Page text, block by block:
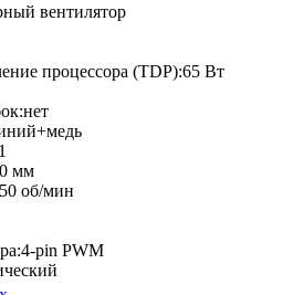
вентилятор
процессора (TDP):65 Вт
мм
об/мин
pin PWM